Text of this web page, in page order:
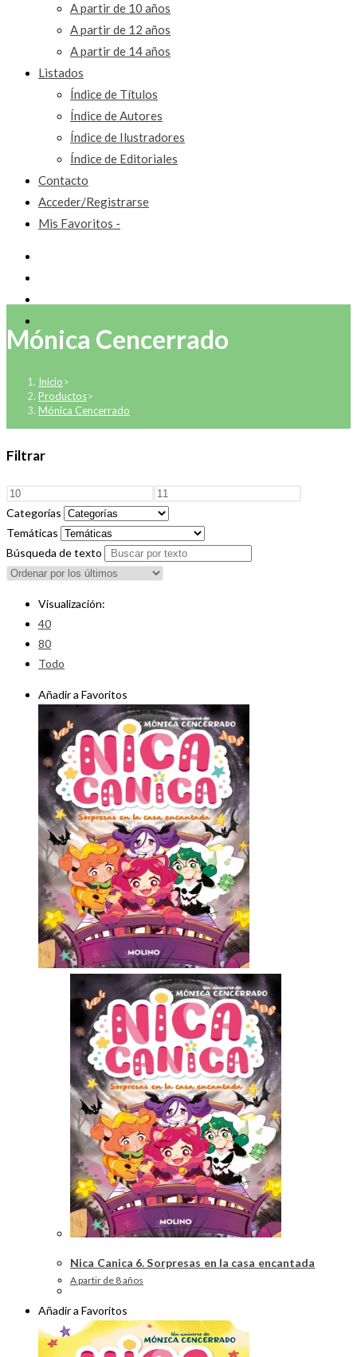
A partir de 10 años
A partir de 12 años
A partir de 14 años
Listados
Índice de Títulos
Índice de Autores
Índice de Ilustradores
Índice de Editoriales
Contacto
Acceder/Registrarse
Mis Favoritos -
Mónica Cencerrado
Inicio>
Productos>
Mónica Cencerrado
Filtrar
Categorías
Temáticas
Búsqueda de texto
Visualización:
40
80
Todo
Añadir a Favoritos
Nica Canica 6. Sorpresas en la casa encantada
A partir de 8 años
Añadir a Favoritos